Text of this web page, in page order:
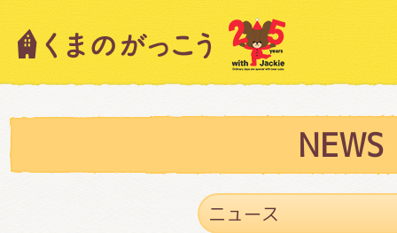
NEWS
キャラクター紹介
スタッフブログ